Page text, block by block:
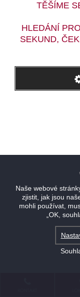
TĚŠÍME
HLEDÁNÍ
SEKUND,
Naše webové
zjistit, jak jsou
mohli používat,
„OK,